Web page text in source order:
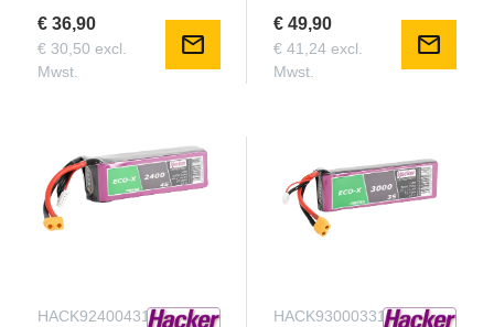
Schubkraft liefern. Oder Sie können einen 4S-
Akku für noch mehr Leistung und unbegrenzte
vertikale Fähigkeiten einbauen, ohne dass
€ 36,90
€ 30,50 excl.
Mwst.
mail
€ 49,90
€ 41,24 excl.
Mwst.
mail
HACK92400431 HACK93000331